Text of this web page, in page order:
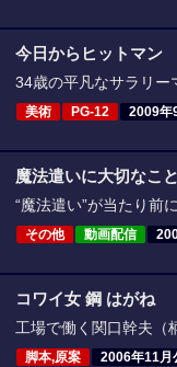
今日からヒットマン
34歳の平凡なサラリー
美術 PG-12 2009年
魔法遣いに大切なこと
“魔法遣い”が当たり前
その他 動画配信
コワイ女 鋼 はがね
工場で働く関口幹夫（
脚本,原案 2006年11月